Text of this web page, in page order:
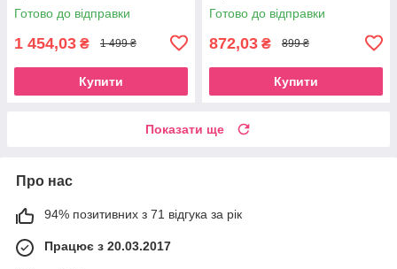
Готово до відправки
1 454,03 ₴ 1 499 ₴
Купити
Готово до відправки
872,03 ₴ 899 ₴
Купити
Показати ще
Про нас
94% позитивних з 71 відгука за рік
Працює з 20.03.2017